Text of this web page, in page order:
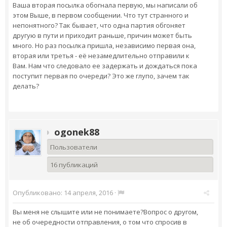
Ваша вторая посылка обогнала первую, мы написали об
этом Выше, в первом сообщении. Что тут странного и
непонятного? Так бывает, что одна партия обгоняет
другую в пути и приходит раньше, причин может быть
много. Но раз посылка пришла, независимо первая она,
вторая или третья - её незамедлительно отправили к
Вам. Нам что следовало ее задержать и дождаться пока
поступит первая по очереди? Это же глупо, зачем так
делать?
ogonek88
Пользователи
16 публикаций
Опубликовано: 14 апреля, 2016 ·
Вы меня не слышите или не понимаете?Вопрос о другом,
не об очередности отправления, о том что спросив в